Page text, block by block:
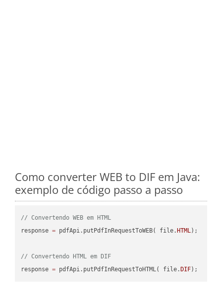
Como converter WEB to DIF em Java:
exemplo de código passo a passo
// Convertendo WEB em HTML
response = pdfApi.putPdfInRequestToWEB( file. HTML);
// Convertendo HTML em DIF
response = pdfApi.putPdfInRequestToHTML( file. DIF